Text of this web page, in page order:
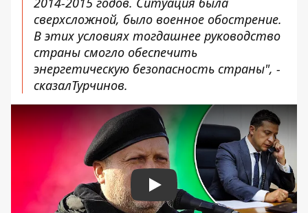
сверхсложной, было военное обострение.
В этих условиях тогдашнее руководство
страны смогло обеспечить
энергетическую безопасность страны", -
сказалТурчинов.
Play